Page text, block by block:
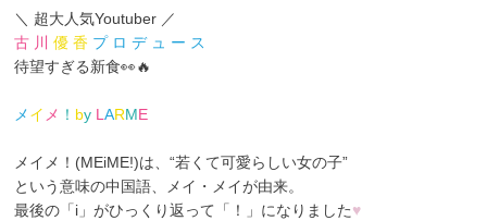
＼ 超大人気Youtuber ／
古 川
優 香 プ ロ デ ュ ー ス
待望すぎる新食👀🔥
メイ メ ！ by L ARME
メイメ！(MEiME!)は、“若くて可愛らしい女の子”
という意味の中国語、メイ・メイが由来。
最後の「i」がひっくり返って「！」になりました♥